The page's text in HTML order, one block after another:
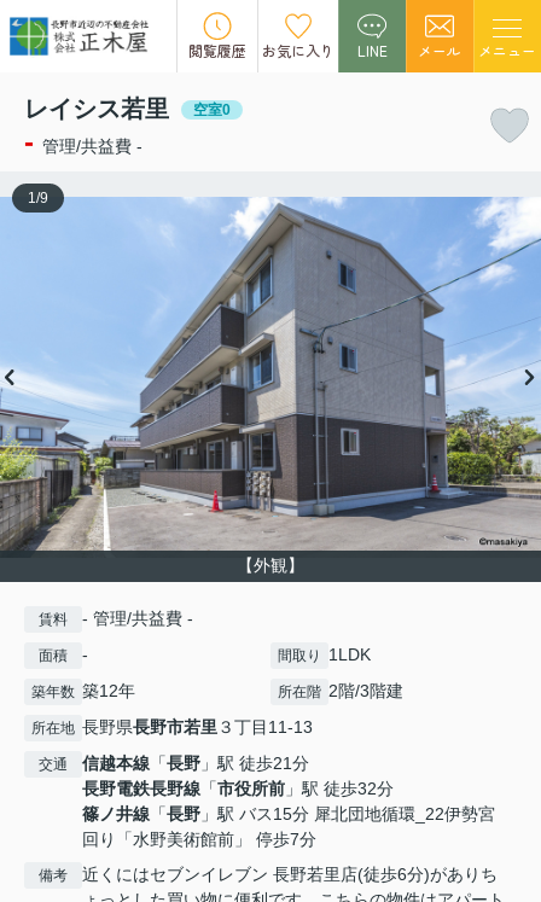
閲覧履歴 お気に入り LINE メール メニュー
この物件の募集は終了しました。
レイシス若里 空室0
- 管理/共益費 -
【外観】
1/9
賃料 - 管理/共益費 -
面積 - 間取り 1LDK
築年数 築12年 所在階 2階/3階建
所在地 長野県長野市若里３丁目11-13
交通 信越本線 「長野 」駅 徒歩21分
長野電鉄長野線 「市役所前 」駅 徒歩32分
篠ノ井線 「長野 」駅 バス15分 犀北団地循環_22伊勢宮
回り「水野美術館前」 停歩7分
備考
近くにはセブンイレブン 長野若里店(徒歩6分)がありち